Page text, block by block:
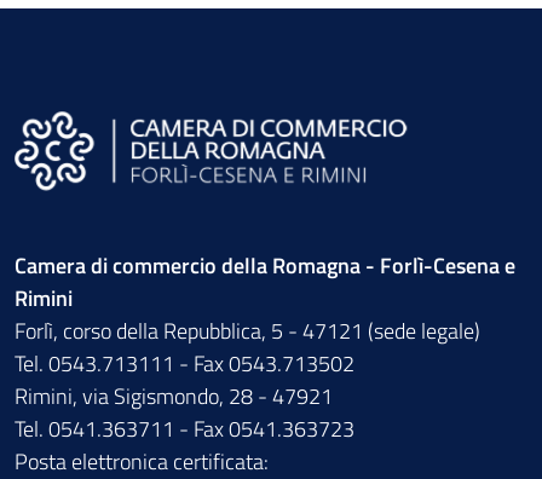
Camera di commercio della Romagna - Forlì-Cesena e
Rimini
Forlì, corso della Repubblica, 5 - 47121 (sede legale)
Tel. 0543.713111 - Fax 0543.713502
Rimini, via Sigismondo, 28 - 47921
Tel. 0541.363711 - Fax 0541.363723
Posta elettronica certificata: